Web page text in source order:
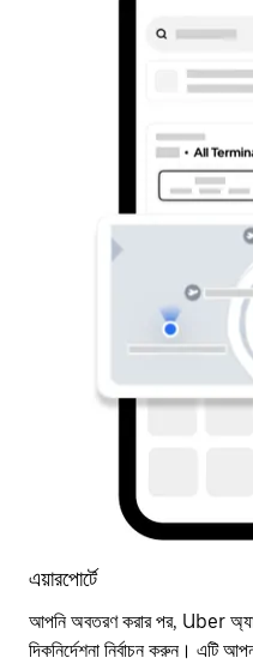
এয়ারপোর্টে
আপনি অবতরণ করার পর, Uber
দিকনির্দেশনা নির্বাচন করুন। এটি